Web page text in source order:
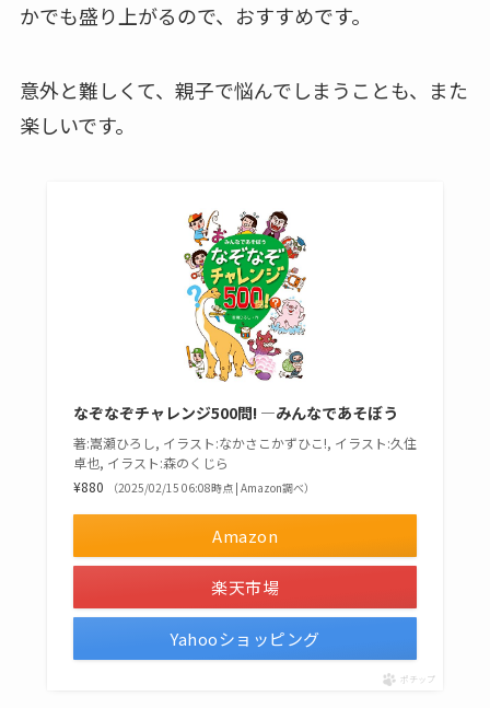
かでも盛り上がるので、おすすめです。
意外と難しくて、親子で悩んでしまうことも、また
楽しいです。
なぞなぞチャレンジ500問! —みんなであそぼう
著:嵩瀬ひろし, イラスト:なかさこかずひこ!, イラスト:久住
卓也, イラスト:森のくじら
¥880
（2025/02/15 06:08時点 | Amazon調べ）
Amazon
楽天市場
Yahooショッピング
ポチップ